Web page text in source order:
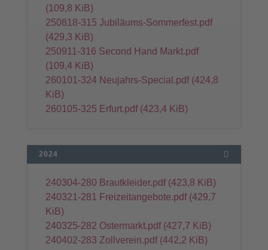
(109,8 KiB)
250818-315 Jubiläums-Sommerfest.pdf
(429,3 KiB)
250911-316 Second Hand Markt.pdf
(109,4 KiB)
260101-324 Neujahrs-Special.pdf (424,8
KiB)
260105-325 Erfurt.pdf (423,4 KiB)
2024
240304-280 Brautkleider.pdf (423,8 KiB)
240321-281 Freizeitangebote.pdf (429,7
KiB)
240325-282 Ostermarkt.pdf (427,7 KiB)
240402-283 Zollverein.pdf (442,2 KiB)